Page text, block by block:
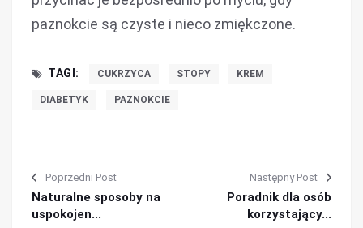
paznokcie są czyste i nieco zmiękczone.
TAGI: CUKRZYCA STOPY KREM
DIABETYK PAZNOKCIE
Poprzedni Post
Naturalne sposoby na
uspokojen...
Następny Post
Poradnik dla osób
korzystający...